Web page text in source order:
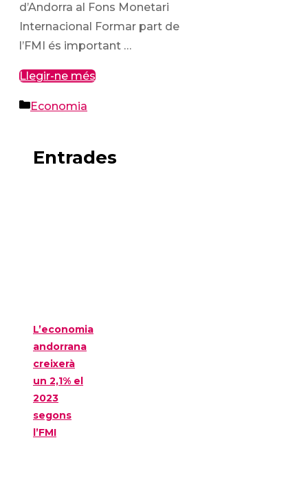
d’Andorra al Fons Monetari
Internacional Formar part de
l’FMI és important …
Llegir-ne més
Categories
Economia
Entrades
L’economia
andorrana
creixerà
un 2,1% el
2023
segons
l’FMI